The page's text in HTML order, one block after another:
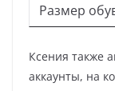
Размер
Ксения также
аккаунты, на